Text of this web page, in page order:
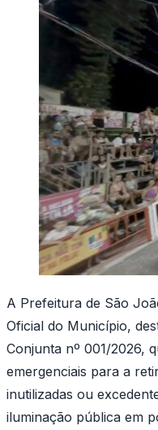
A Prefeitura de São
Oficial do Município,
Conjunta nº 001/2026,
emergenciais para a
inutilizadas ou
iluminação pública em